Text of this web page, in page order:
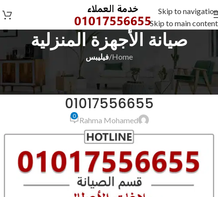
Skip to navigation
Skip to main content
صيانة الأجهزة المنزلية
Home
/فيليبس
فيليبس
صيانة فيليبس الشرقية منيا القمح
01017556655
Rahma Mohamed
0